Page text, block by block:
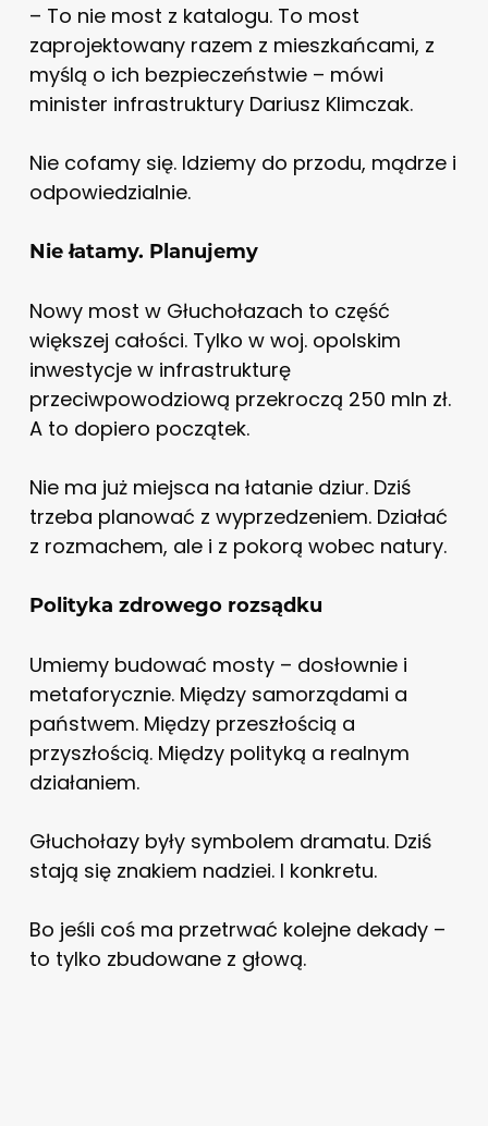
– To nie most z katalogu. To most
zaprojektowany razem z mieszkańcami, z
myślą o ich bezpieczeństwie – mówi
minister infrastruktury Dariusz Klimczak.
Nie cofamy się. Idziemy do przodu, mądrze i
odpowiedzialnie.
Nie łatamy. Planujemy
Nowy most w Głuchołazach to część
większej całości. Tylko w woj. opolskim
inwestycje w infrastrukturę
przeciwpowodziową przekroczą 250 mln zł.
A to dopiero początek.
Nie ma już miejsca na łatanie dziur. Dziś
trzeba planować z wyprzedzeniem. Działać
z rozmachem, ale i z pokorą wobec natury.
Polityka zdrowego rozsądku
Umiemy budować mosty – dosłownie i
metaforycznie. Między samorządami a
państwem. Między przeszłością a
przyszłością. Między polityką a realnym
działaniem.
Głuchołazy były symbolem dramatu. Dziś
stają się znakiem nadziei. I konkretu.
Bo jeśli coś ma przetrwać kolejne dekady –
to tylko zbudowane z głową.